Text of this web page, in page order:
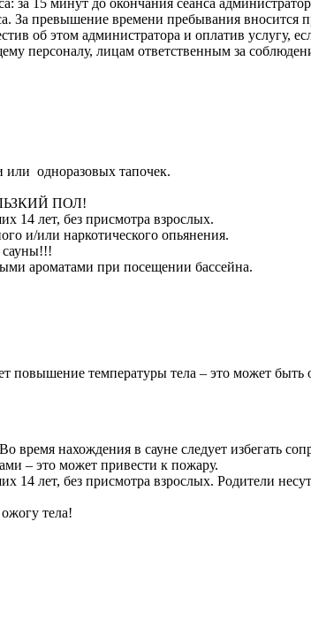
За превышение времени пребывания
об этом администратора и оплатив услугу,
персоналу, лицам ответственным за
или одноразовых тапочек.
ПОЛ!
14 лет, без присмотра взрослых.
и/или наркотического опьянения.
сауны!!!
ароматами при посещении бассейна.
температуры тела – это может быть
время нахождения в сауне следует избегать
– это может привести к пожару.
лет, без присмотра взрослых. Родители
тела!